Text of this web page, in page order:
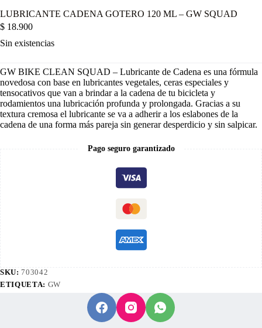
LUBRICANTE CADENA GOTERO 120 ML – GW SQUAD
$ 18.900
Sin existencias
GW BIKE CLEAN SQUAD – Lubricante de Cadena es una fórmula
novedosa con base en lubricantes vegetales, ceras especiales y
tensocativos que van a brindar a la cadena de tu bicicleta y
rodamientos una lubricación profunda y prolongada. Gracias a su
textura cremosa el lubricante se va a adherir a los eslabones de la
cadena de una forma más pareja sin generar desperdicio y sin salpicar.
Pago seguro garantizado
SKU:703042
ETIQUETA: GW